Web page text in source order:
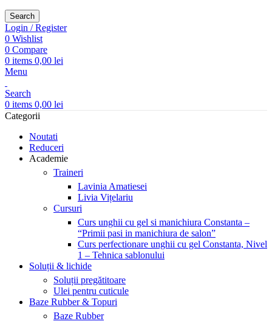
Search
Login / Register
0 Wishlist
0 Compare
0 items 0,00 lei
Menu
Search
0 items 0,00 lei
Categorii
Noutati
Reduceri
Academie
Traineri
Lavinia Amatiesei
Livia Vițelariu
Cursuri
Curs unghii cu gel si manichiura Constanta –
“Primii pasi in manichiura de salon”
Curs perfectionare unghii cu gel Constanta, Nivel
1 – Tehnica sablonului
Soluții & lichide
Soluții pregătitoare
Ulei pentru cuticule
Baze Rubber & Topuri
Baze Rubber